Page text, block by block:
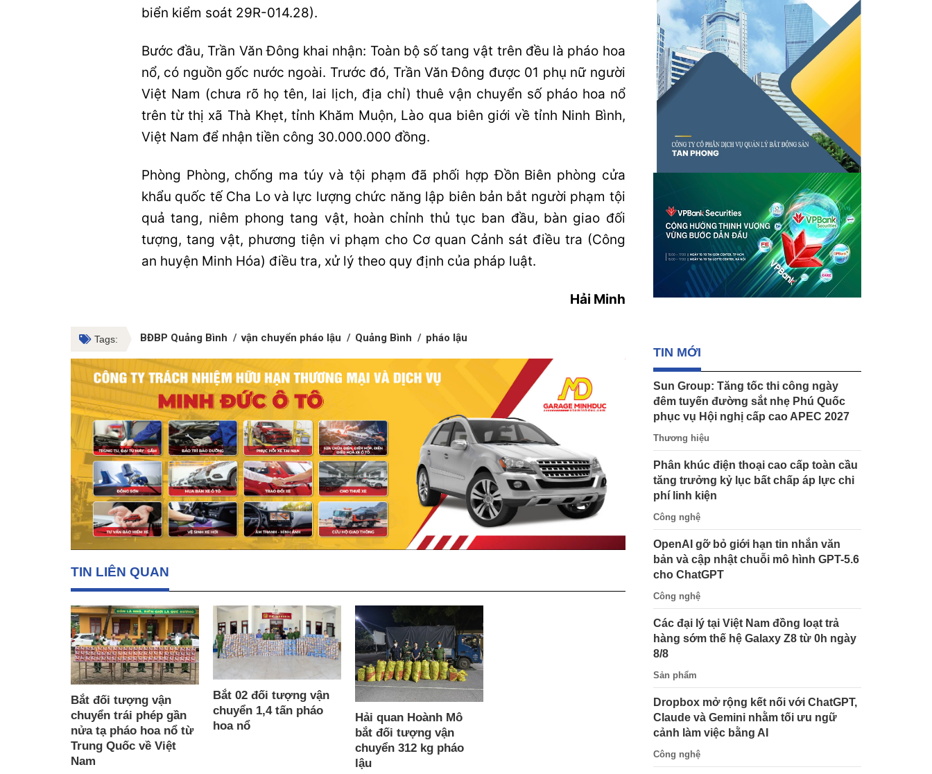
biển kiểm soát 29R-014.28).
Bước đầu, Trần Văn Đông khai nhận: Toàn bộ số tang vật trên đều là pháo hoa
nổ, có nguồn gốc nước ngoài. Trước đó, Trần Văn Đông được 01 phụ nữ người
Việt Nam (chưa rõ họ tên, lai lịch, địa chỉ) thuê vận chuyển số pháo hoa nổ
trên từ thị xã Thà Khẹt, tỉnh Khăm Muộn, Lào qua biên giới về tỉnh Ninh Bình,
Việt Nam để nhận tiền công 30.000.000 đồng.
Phòng Phòng, chống ma túy và tội phạm đã phối hợp Đồn Biên phòng cửa
khẩu quốc tế Cha Lo và lực lượng chức năng lập biên bản bắt người phạm tội
quả tang, niêm phong tang vật, hoàn chỉnh thủ tục ban đầu, bàn giao đối
tượng, tang vật, phương tiện vi phạm cho Cơ quan Cảnh sát điều tra (Công
an huyện Minh Hóa) điều tra, xử lý theo quy định của pháp luật.
Hải Minh
Tags: BĐBP Quảng Bình vận chuyển pháo lậu Quảng Bình pháo lậu
TIN LIÊN QUAN
Bắt đối tượng vận
chuyển trái phép gần
nửa tạ pháo hoa nổ từ
Trung Quốc về Việt
Nam
Bắt 02 đối tượng vận
chuyển 1,4 tấn pháo
hoa nổ
Hải quan Hoành Mô
bắt đối tượng vận
chuyển 312 kg pháo
lậu
TIN MỚI
Sun Group: Tăng tốc thi công ngày
đêm tuyến đường sắt nhẹ Phú Quốc
phục vụ Hội nghị cấp cao APEC 2027
Thương hiệu
Phân khúc điện thoại cao cấp toàn cầu
tăng trưởng kỷ lục bất chấp áp lực chi
phí linh kiện
Công nghệ
OpenAI gỡ bỏ giới hạn tin nhắn văn
bản và cập nhật chuỗi mô hình GPT-5.6
cho ChatGPT
Công nghệ
Các đại lý tại Việt Nam đồng loạt trả
hàng sớm thế hệ Galaxy Z8 từ 0h ngày
8/8
Sản phẩm
Dropbox mở rộng kết nối với ChatGPT,
Claude và Gemini nhằm tối ưu ngữ
cảnh làm việc bằng AI
Công nghệ